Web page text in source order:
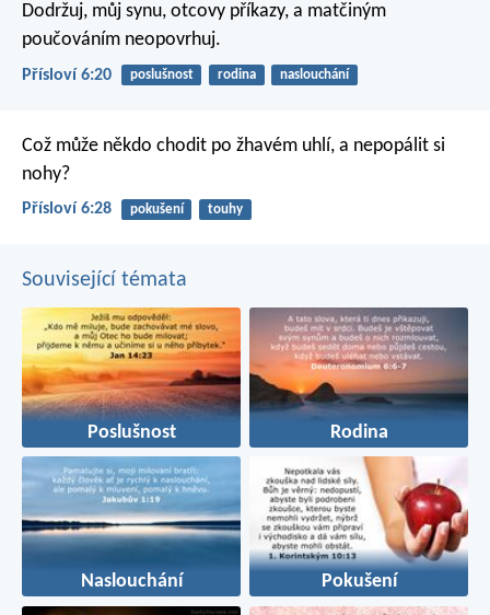
Dodržuj, můj synu, otcovy příkazy, a matčiným
poučováním neopovrhuj.
Přísloví 6:20 poslušnost rodina naslouchání
Což může někdo chodit po žhavém uhlí, a nepopálit si
nohy?
Přísloví 6:28 pokušení touhy
Související témata
Poslušnost Rodina
Naslouchání Pokušení